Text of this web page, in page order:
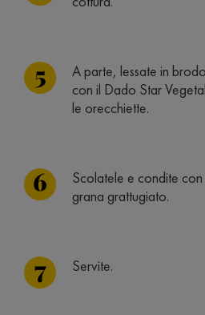
A parte, lessate in
con il Dado Star
le orecchiette.
Scolatele e condite
grana grattugiato.
Servite.